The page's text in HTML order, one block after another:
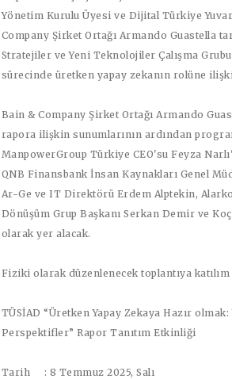
Yönetim Kurulu Üyesi ve Dijital Türkiye
Company Şirket Ortağı Armando Guastella
Stratejiler ve Yeni Teknolojiler Çalışma Grubu
sürecinde üretken yapay zekanın rolüne
Bain & Company Şirket Ortağı Armando
rapora ilişkin sunumlarının ardından
ManpowerGroup Türkiye CEO'su Feyza Narlı
QNB Finansbank İnsan Kaynakları Genel
Ar-Ge ve IT Direktörü Erdem Alptekin,
Dönüşüm Grup Başkanı Serkan Demir ve
olarak yer alacak.
Fiziki olarak düzenlenecek toplantıya
TÜSİAD “Üretken Yapay Zekaya Hazır
Perspektifler” Rapor Tanıtım Etkinliği
Tarih : 8 Temmuz 2025, Salı